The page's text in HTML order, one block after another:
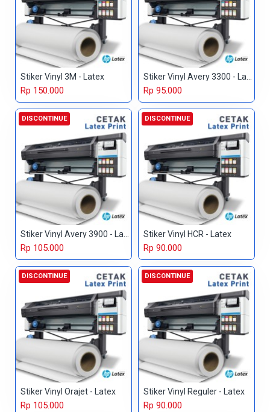
Stiker Vinyl 3M - Latex
Rp 150.000 Rp 95.000
DISCONTINUE
Rp 105.000
DISCONTINUE
Stiker Vinyl HCR - Latex
Rp 90.000
DISCONTINUE
Stiker Vinyl Orajet - Latex
Rp 105.000
DISCONTINUE
Stiker Vinyl Reguler - Latex
Rp 90.000